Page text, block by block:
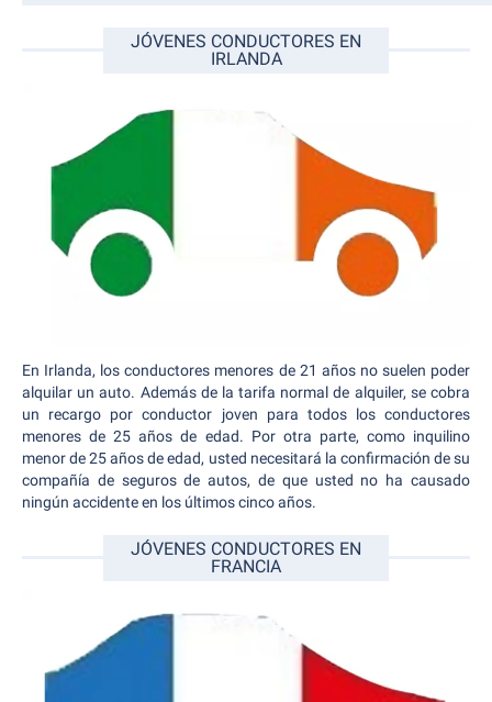
JÓVENES CONDUCTORES EN
IRLANDA
En Irlanda, los conductores menores de 21 años no suelen poder
alquilar un auto. Además de la tarifa normal de alquiler, se cobra
un recargo por conductor joven para todos los conductores
menores de 25 años de edad. Por otra parte, como inquilino
menor de 25 años de edad, usted necesitará la confirmación de su
compañía de seguros de autos, de que usted no ha causado
ningún accidente en los últimos cinco años.
JÓVENES CONDUCTORES EN
FRANCIA